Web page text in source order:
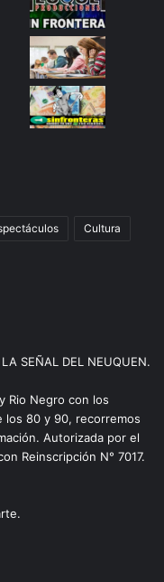
Cultura
SEÑAL DEL NEUQUEN.
Rio Negro con los
los 80 y 90, recorremos
Autorizada por el
Reinscripción N° 7017.